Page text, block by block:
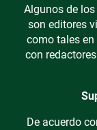
Algunos de
son editores
como tales
con
De acuerdo